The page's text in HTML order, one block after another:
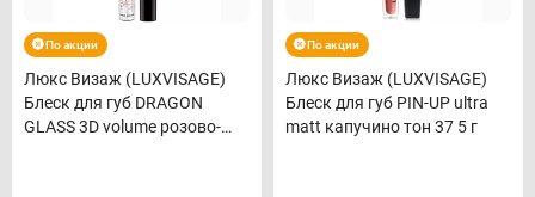
По акции
Люкс Визаж (LUXVISAGE)
Блеск для губ DRAGON
GLASS 3D volume розово-
По акции
Люкс Визаж (LUXVISAGE)
Блеск для губ PIN-UP ultra
matt капучино тон 37 5 г